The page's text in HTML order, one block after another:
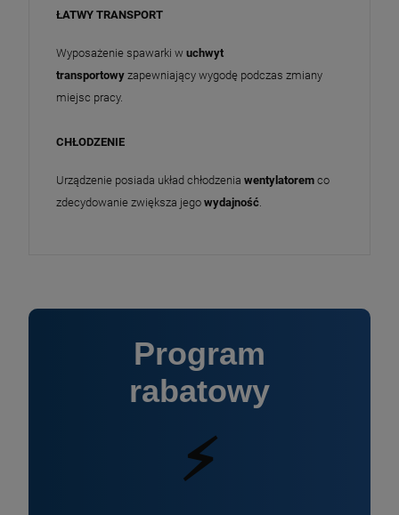
ŁATWY TRANSPORT
Wyposażenie spawarki w uchwyt
transportowy zapewniający wygodę podczas zmiany
miejsc pracy.
CHŁODZENIE
Urządzenie posiada układ chłodzenia wentylatorem co
zdecydowanie zwiększa jego wydajność.
Program
rabatowy
⚡